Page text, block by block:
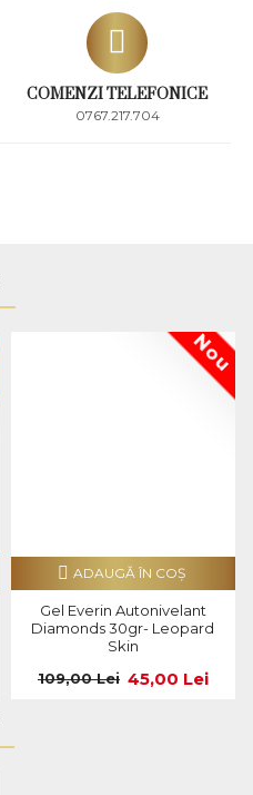
COMENZI TELEFONICE
0767.217.704
Nou
Gel Everin Autonivelant
Diamonds 30gr- Leopard
Skin
45,00 Lei
109,00 Lei
ADAUGĂ ÎN COŞ